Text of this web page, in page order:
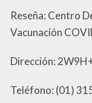
Reseña: Centro
Vacunación
Dirección:
Teléfono: (01)